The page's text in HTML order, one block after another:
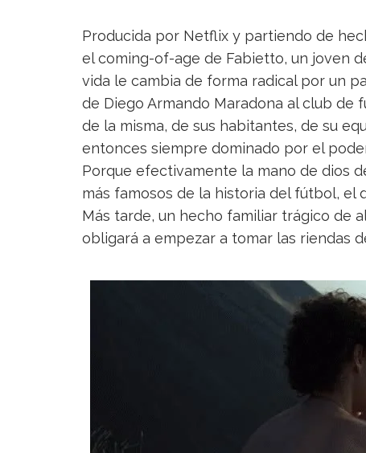
Producida por Netflix y partiendo de
el coming-of-age de Fabietto, un joven
vida le cambia de forma radical por un
de Diego Armando Maradona al club
de la misma, de sus habitantes, de su
entonces siempre dominado por el
Porque efectivamente la mano de dios
más famosos de la historia del fútbol, el
Más tarde, un hecho familiar trágico de
obligará a empezar a tomar las riendas